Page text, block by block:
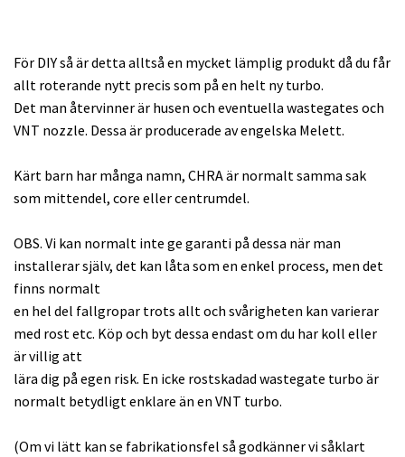
För DIY så är detta alltså en mycket lämplig produkt då du får
allt roterande nytt precis som på en helt ny turbo.
Det man återvinner är husen och eventuella wastegates och
VNT nozzle. Dessa är producerade av engelska Melett.
Kärt barn har många namn, CHRA är normalt samma sak
som mittendel, core eller centrumdel.
OBS. Vi kan normalt inte ge garanti på dessa när man
installerar själv, det kan låta som en enkel process, men det
finns normalt
en hel del fallgropar trots allt och svårigheten kan varierar
med rost etc. Köp och byt dessa endast om du har koll eller
är villig att
lära dig på egen risk. En icke rostskadad wastegate turbo är
normalt betydligt enklare än en VNT turbo.
(Om vi lätt kan se fabrikationsfel så godkänner vi såklart